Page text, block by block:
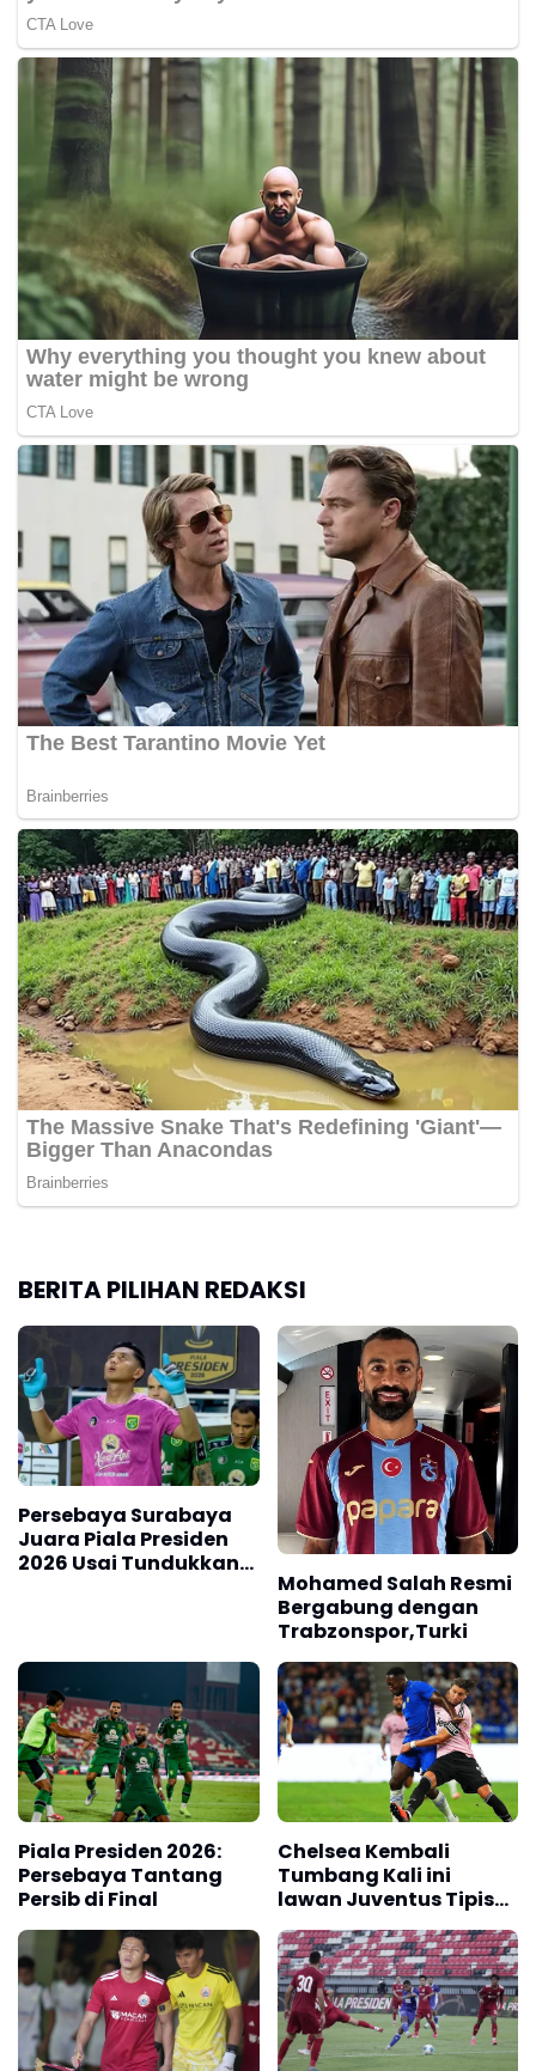
BERITA PILIHAN REDAKSI
Persebaya Surabaya
Juara Piala Presiden
2026 Usai Tundukkan
Mohamed Salah Resmi
Bergabung dengan
Trabzonspor,Turki
Piala Presiden 2026:
Persebaya Tantang
Persib di Final
Chelsea Kembali
Tumbang Kali ini
lawan Juventus Tipis
0-1